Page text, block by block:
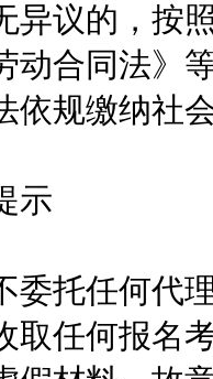
议的，按照
动合同法》
依规缴纳社
示
托任何代理
取任何报名